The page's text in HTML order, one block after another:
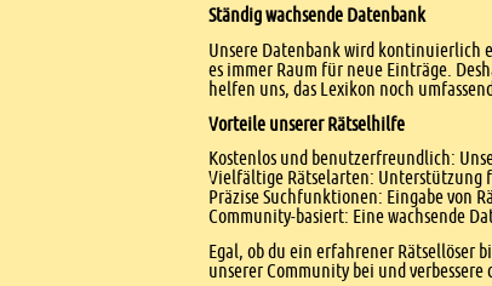
Ständig wachsende Datenbank
Unsere Datenbank wird kontinuierlich
es immer Raum für neue Einträge.
helfen uns, das Lexikon noch
Vorteile unserer Rätselhilfe
Kostenlos und benutzerfreundlich:
Vielfältige Rätselarten: Unterstützung
Präzise Suchfunktionen: Eingabe von
Community-basiert: Eine wachsende
Egal, ob du ein erfahrener Rätsellöser
unserer Community bei und